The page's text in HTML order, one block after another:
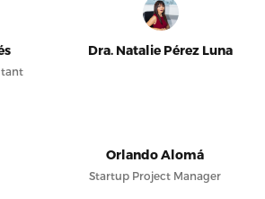
Dra. Natalie Pérez Luna
Orlando Alomá
Startup Project Manager